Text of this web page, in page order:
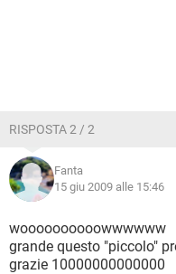
RISPOSTA 2 / 2
Fanta
15 giu 2009 alle 15:46
woooooooooowwwwww
grande questo "piccolo"
grazie 10000000000000